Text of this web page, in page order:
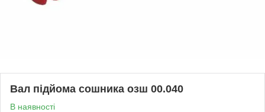
Вал підйома сошника озш 00.040
В наявності